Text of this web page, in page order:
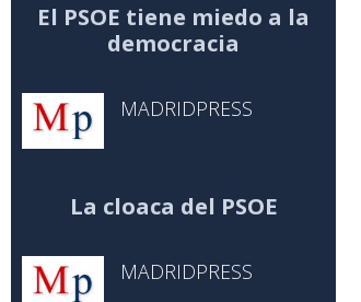
El PSOE tiene miedo a la
democracia
MADRIDPRESS
La cloaca del PSOE
MADRIDPRESS